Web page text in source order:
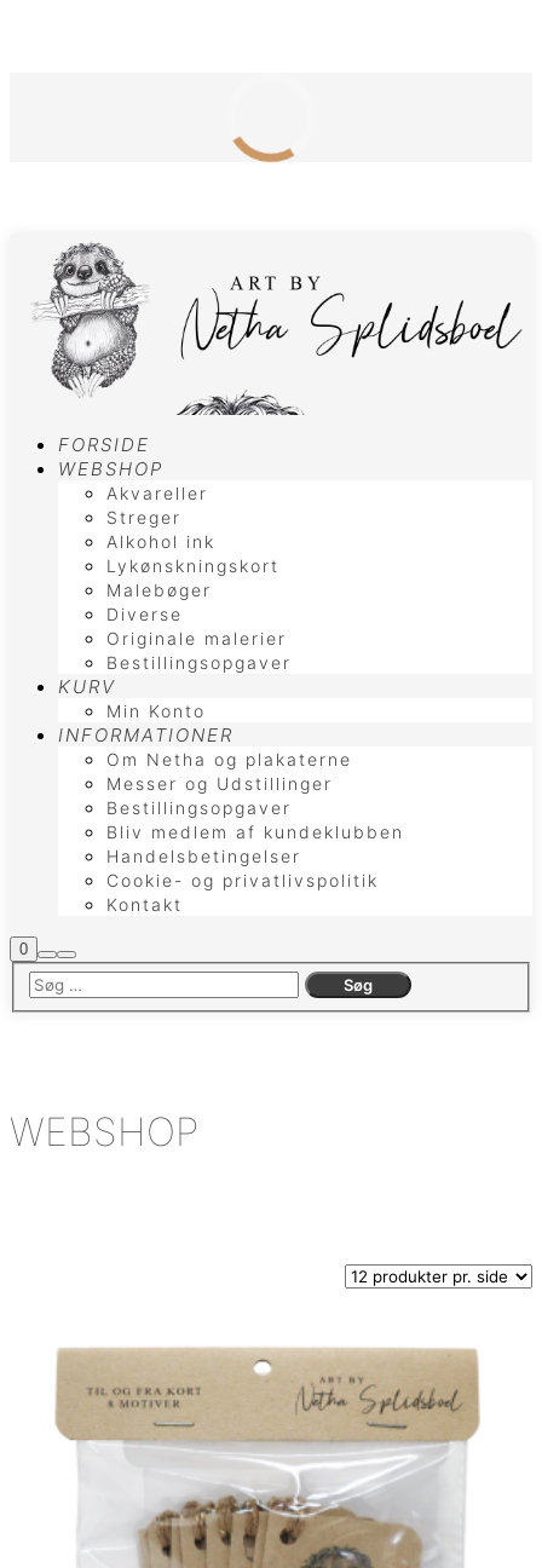
FORSIDE
WEBSHOP
Akvareller
Streger
Alkohol ink
Lykønskningskort
Malebøger
Diverse
Originale malerier
Bestillingsopgaver
KURV
Min Konto
INFORMATIONER
Om Netha og plakaterne
Messer og Udstillinger
Bestillingsopgaver
Bliv medlem af kundeklubben
Handelsbetingelser
Cookie- og privatlivspolitik
Kontakt
0Butiks
sidebar
SøgHovedmenu
WEBSHOP